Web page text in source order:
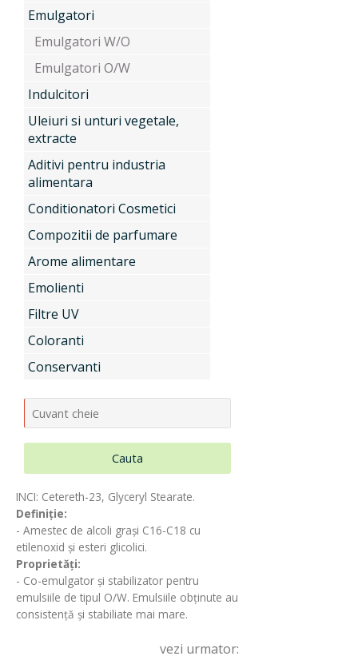
Siliconi
Aditivi pentru industria alimentara
Conditionatori Cosmetici
Compozitii de parfumare
Arome alimentare
Noutati
Emulgatori
Emulgatori W/O
Emulgatori O/W
Indulcitori
Uleiuri si unturi vegetale,
extracte
Aditivi pentru industria
alimentara
Conditionatori Cosmetici
Compozitii de parfumare
Arome alimentare
Emolienti
Filtre UV
Coloranti
Conservanti
Cauta
INCI: Cetereth-23, Glyceryl Stearate.
Definiție:
- Amestec de alcoli grași C16-C18 cu
etilenoxid și esteri glicolici.
Proprietăți:
- Co-emulgator și stabilizator pentru
emulsiile de tipul O/W. Emulsiile obținute au
consistență și stabiliate mai mare.
vezi urmator: